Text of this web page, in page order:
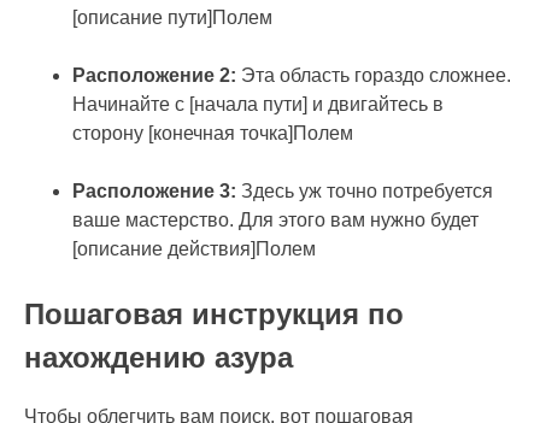
[описание пути]Полем
Расположение 2: Эта область гораздо сложнее.
Начинайте с [начала пути] и двигайтесь в
сторону [конечная точка]Полем
Расположение 3: Здесь уж точно потребуется
ваше мастерство. Для этого вам нужно будет
[описание действия]Полем
Пошаговая инструкция по
нахождению азура
Чтобы облегчить вам поиск, вот пошаговая